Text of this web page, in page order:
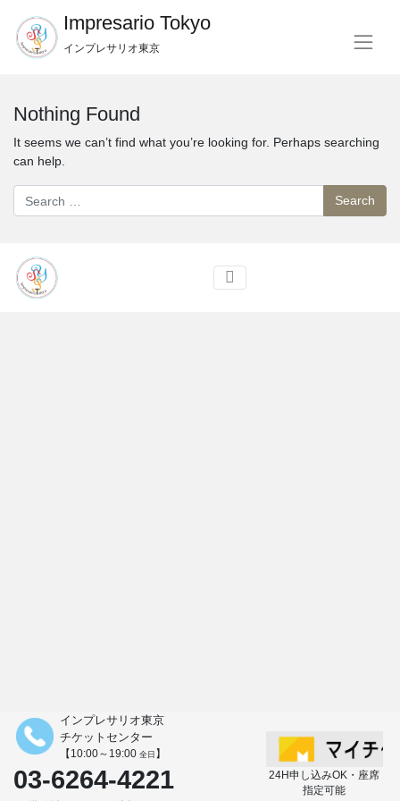
Impresario Tokyo
インプレサリオ東京
Nothing Found
It seems we can’t find what you’re looking for. Perhaps searching
can help.
Search
インプレサリオ東京
チケットセンター
【10:00～19:00 全日 】
03-6264-4221
24H申し込みOK・座席
指定可能